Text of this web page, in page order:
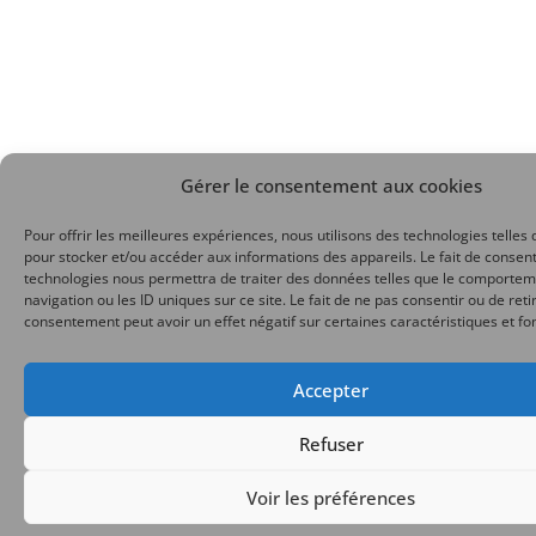
Gérer le consentement aux cookies
Pour offrir les meilleures expériences, nous utilisons des technologies telles
pour stocker et/ou accéder aux informations des appareils. Le fait de
technologies nous permettra de traiter des données telles que le
navigation ou les ID uniques sur ce site. Le fait de ne pas consentir ou de
consentement peut avoir un effet négatif sur certaines caractéristiques et
Accepter
Refuser
Voir les préférences